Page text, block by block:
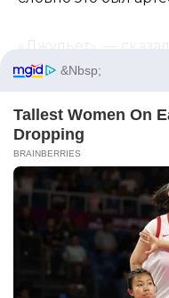
«Джульет», —
Я ненавидела это.
Я положила одну
«Верни ему его
Телохранители